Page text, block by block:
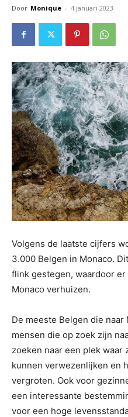
Door Monique - 4 januari 2023
Volgens de laatste cijfers
3.000 Belgen in Monaco.
flink gestegen, waardoor
Monaco verhuizen.
De meeste Belgen die
mensen die op zoek zijn
zoeken naar een plek waar
kunnen verwezenlijken en
vergroten. Ook voor
een interessante
voor een hoge